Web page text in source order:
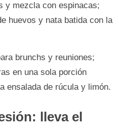
y mezcla con espinacas;
huevos y nata batida con la
brunchs y reuniones;
en una sola porción
ensalada de rúcula y limón.
lleva el